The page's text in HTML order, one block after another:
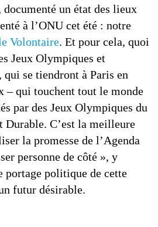
documenté un état des lieux
à l’ONU cet été : notre
Volontaire. Et pour cela, quoi
Jeux Olympiques et
qui se tiendront à Paris en
– qui touchent tout le monde
par des Jeux Olympiques du
Durable. C’est la meilleure
la promesse de l’Agenda
personne de côté », y
portage politique de cette
futur désirable.